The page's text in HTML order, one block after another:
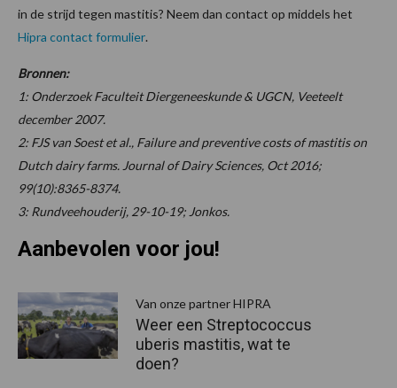
in de strijd tegen mastitis? Neem dan contact op middels het
Hipra contact formulier.
Bronnen:
1: Onderzoek Faculteit Diergeneeskunde & UGCN, Veeteelt
december 2007.
2: FJS van Soest et al., Failure and preventive costs of mastitis on
Dutch dairy farms. Journal of Dairy Sciences, Oct 2016;
99(10):8365-8374.
3: Rundveehouderij, 29-10-19; Jonkos.
Aanbevolen voor jou!
Van onze partner HIPRA
Weer een Streptococcus
uberis mastitis, wat te
doen?